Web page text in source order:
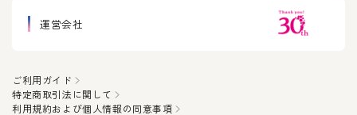
運営会社
ご利用ガイド
特定商取引法に関して
利用規約および個人情報の同意事項